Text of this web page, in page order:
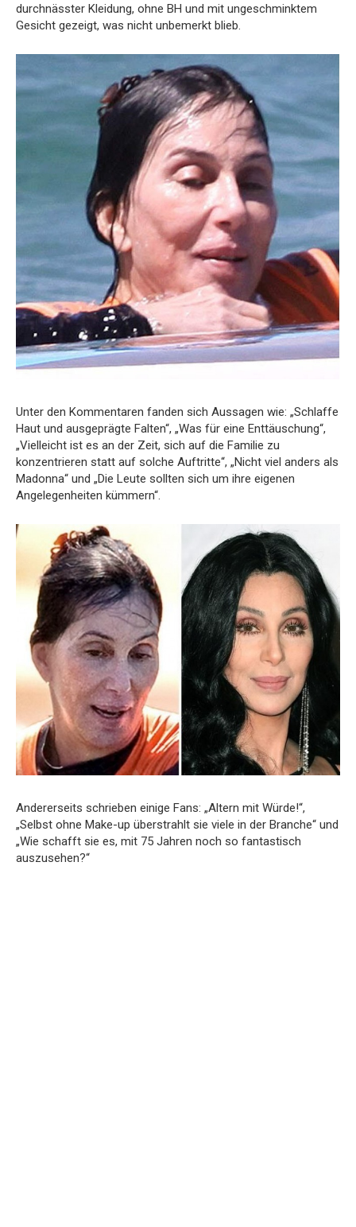
durchnässter Kleidung, ohne BH und mit ungeschminktem
Gesicht gezeigt, was nicht unbemerkt blieb.
Unter den Kommentaren fanden sich Aussagen wie: „Schlaffe
Haut und ausgeprägte Falten“, „Was für eine Enttäuschung“,
„Vielleicht ist es an der Zeit, sich auf die Familie zu
konzentrieren statt auf solche Auftritte“, „Nicht viel anders als
Madonna“ und „Die Leute sollten sich um ihre eigenen
Angelegenheiten kümmern“.
Andererseits schrieben einige Fans: „Altern mit Würde!“,
„Selbst ohne Make-up überstrahlt sie viele in der Branche“ und
„Wie schafft sie es, mit 75 Jahren noch so fantastisch
auszusehen?“